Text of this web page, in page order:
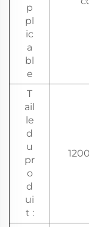
p
pl
ic
a
bl
e
T
ail
le
d
u
pr
o
d
ui
t :